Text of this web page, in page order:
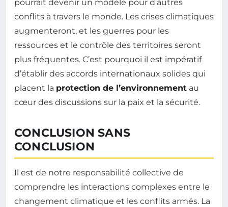
pourrait devenir un modèle pour d’autres
conflits à travers le monde. Les crises climatiques
augmenteront, et les guerres pour les
ressources et le contrôle des territoires seront
plus fréquentes. C’est pourquoi il est impératif
d’établir des accords internationaux solides qui
placent la protection de l’environnement au
cœur des discussions sur la paix et la sécurité.
CONCLUSION SANS
CONCLUSION
Il est de notre responsabilité collective de
comprendre les interactions complexes entre le
changement climatique et les conflits armés. La